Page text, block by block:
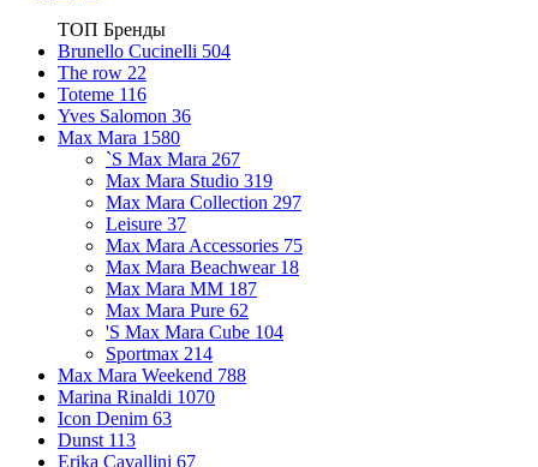
ТОП Бренды
Brunello Cucinelli 504
The row 22
Toteme 116
Yves Salomon 36
Max Mara 1580
`S Max Mara 267
Max Mara Studio 319
Max Mara Collection 297
Leisure 37
Max Mara Accessories 75
Max Mara Beachwear 18
Max Mara MM 187
Max Mara Pure 62
'S Max Mara Cube 104
Sportmax 214
Max Mara Weekend 788
Marina Rinaldi 1070
Icon Denim 63
Dunst 113
Erika Cavallini 67